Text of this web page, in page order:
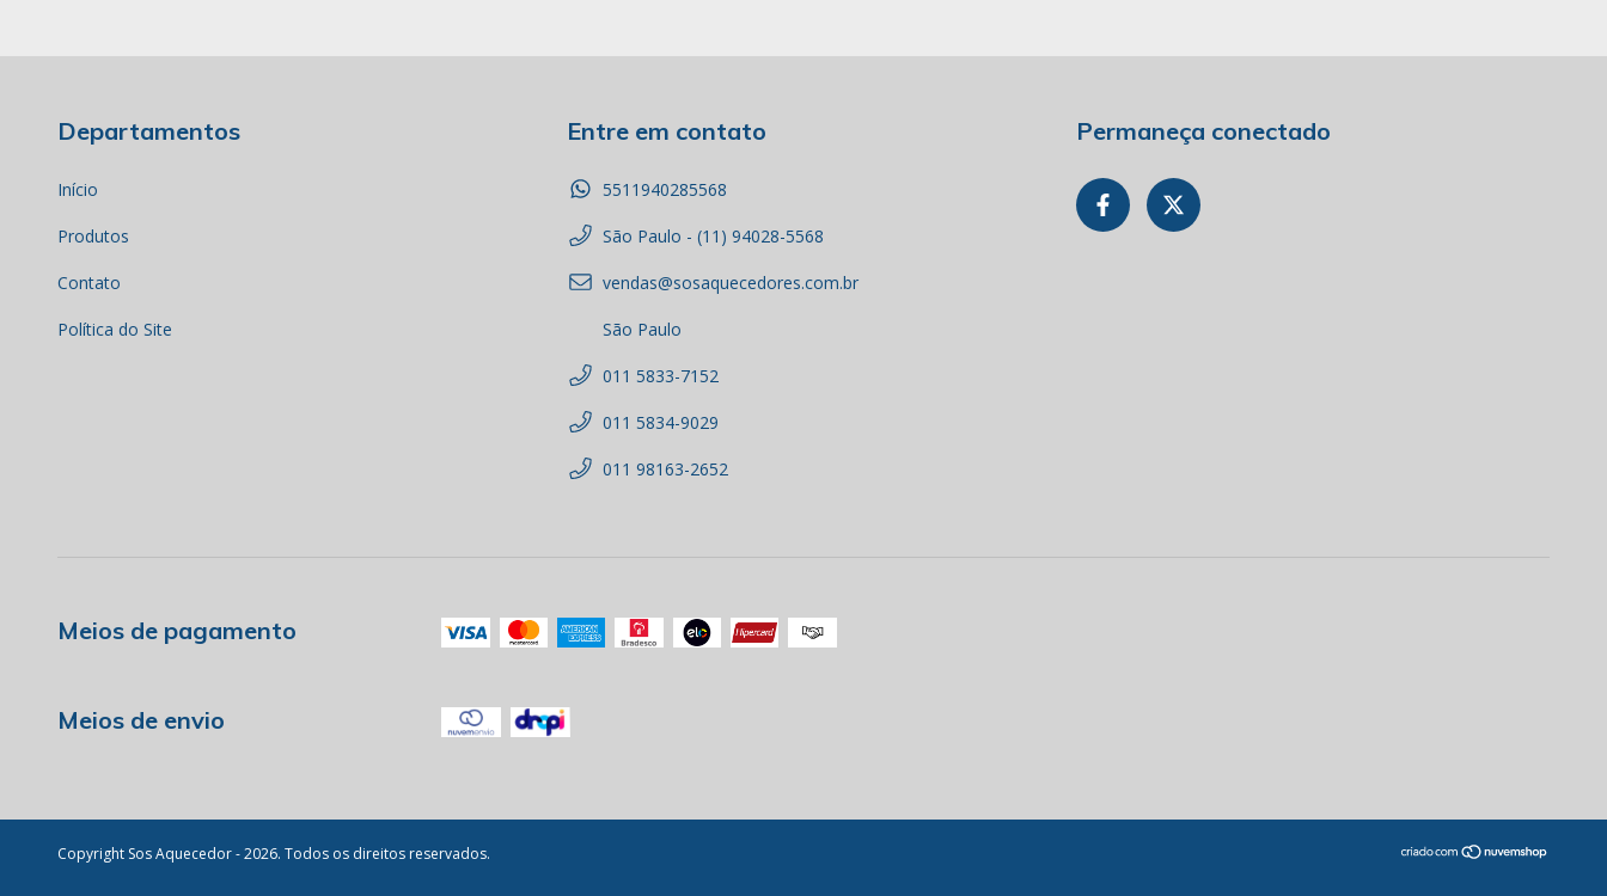
Departamentos
Início
Produtos
Contato
Política do Site
Entre em contato
5511940285568
São Paulo - (11) 94028-5568
vendas@sosaquecedores.com.br
São Paulo
011 5833-7152
011 5834-9029
011 98163-2652
Permaneça conectado
Meios de pagamento
Meios de envio
Copyright Sos Aquecedor - 2026. Todos os direitos reservados.